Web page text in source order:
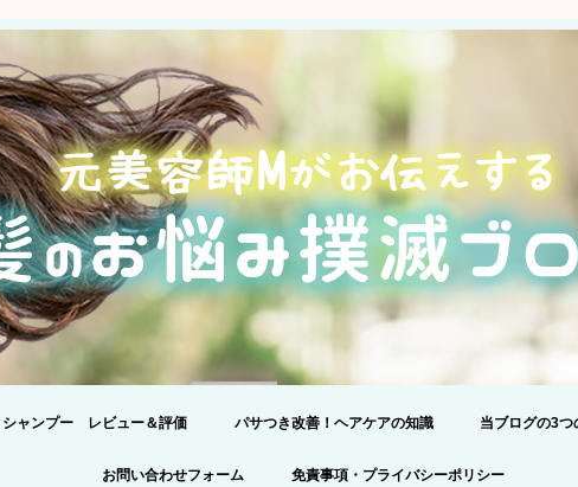
シャンプー レビュー＆評価
【2024】髪のプロが301品解析!アミノ
シャンプー比較！
パサつき改善！ヘアケアの知識
正しいシャンプーの選び方
当ブログの3
プライバシーポ
コメントの際の
お問い合わせフォーム 免責事項・プライバシーポリシー